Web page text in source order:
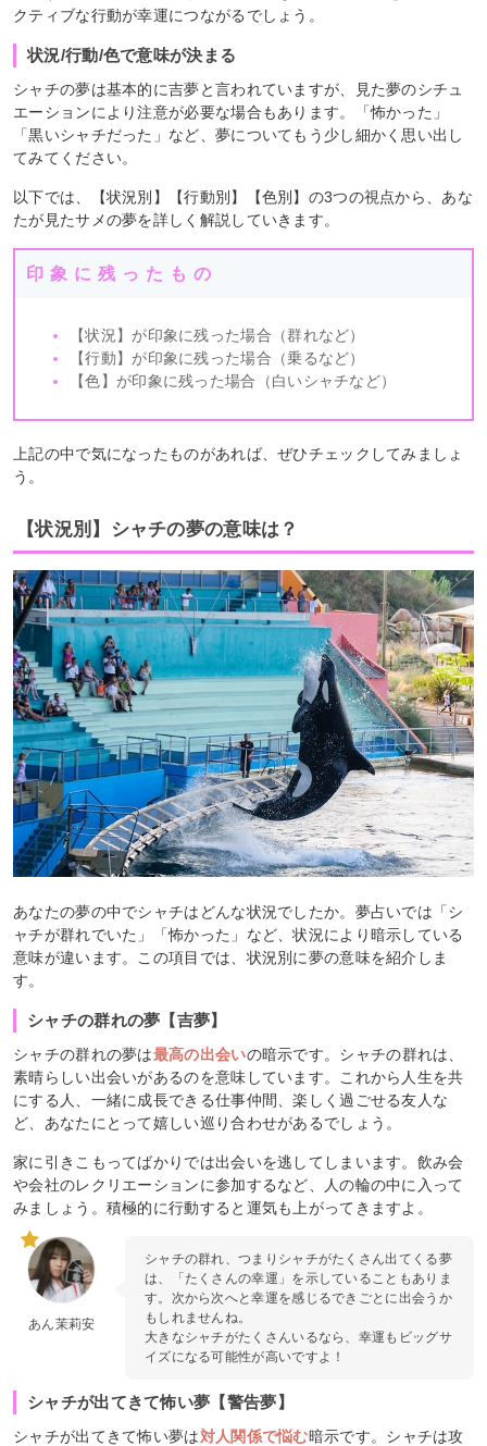
クティブな行動が幸運につながるでしょう。
状況/行動/色で意味が決まる
シャチの夢は基本的に吉夢と言われていますが、見た夢のシチュ
エーションにより注意が必要な場合もあります。「怖かった」
「黒いシャチだった」など、夢についてもう少し細かく思い出し
てみてください。
以下では、【状況別】【行動別】【色別】の3つの視点から、あな
たが見たサメの夢を詳しく解説していきます。
印象に残ったもの
【状況】が印象に残った場合（群れなど）
【行動】が印象に残った場合（乗るなど）
【色】が印象に残った場合（白いシャチなど）
上記の中で気になったものがあれば、ぜひチェックしてみましょ
う。
【状況別】シャチの夢の意味は？
あなたの夢の中でシャチはどんな状況でしたか。夢占いでは「シ
ャチが群れでいた」「怖かった」など、状況により暗示している
意味が違います。この項目では、状況別に夢の意味を紹介しま
す。
シャチの群れの夢【吉夢】
シャチの群れの夢は最高の出会いの暗示です。シャチの群れは、
素晴らしい出会いがあるのを意味しています。これから人生を共
にする人、一緒に成長できる仕事仲間、楽しく過ごせる友人な
ど、あなたにとって嬉しい巡り合わせがあるでしょう。
家に引きこもってばかりでは出会いを逃してしまいます。飲み会
や会社のレクリエーションに参加するなど、人の輪の中に入って
みましょう。積極的に行動すると運気も上がってきますよ。
あん茉莉安
シャチの群れ、つまりシャチがたくさん出てくる夢
は、「たくさんの幸運」を示していることもありま
す。次から次へと幸運を感じるできごとに出会うか
もしれませんね。
大きなシャチがたくさんいるなら、幸運もビッグサ
イズになる可能性が高いですよ！
シャチが出てきて怖い夢【警告夢】
シャチが出てきて怖い夢は対人関係で悩む暗示です。シャチは攻